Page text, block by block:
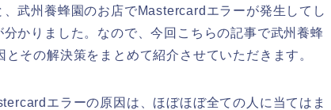
武州養蜂園のお店でMastercardエラーが発生してし
かりました。なので、今回こちらの記事で武州養蜂
その解決策をまとめて紹介させていただきます。
エラーの原因は、ほぼほぼ全ての人に当てはま